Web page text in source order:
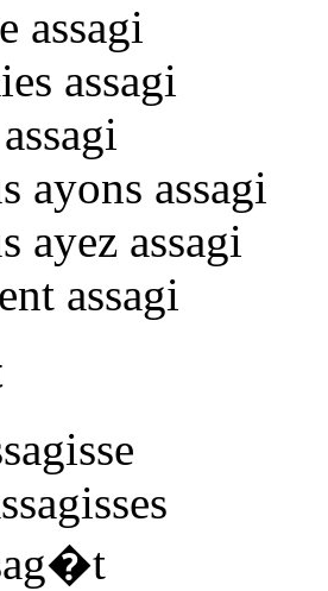
assagi
assagi
i
ayons assagi
ayez assagi
assagi
isse
isses
�t